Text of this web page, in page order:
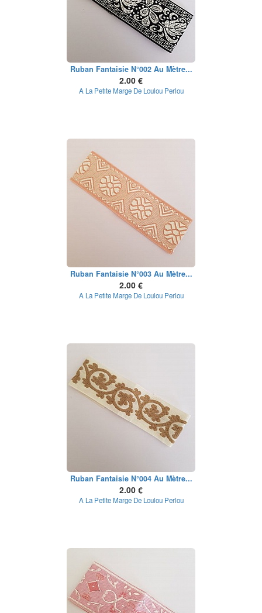
Ruban Fantaisie N°002 Au Mètre...
2.00 €
A La Petite Marge De Loulou Perlou
Ruban Fantaisie N°003 Au Mètre...
2.00 €
A La Petite Marge De Loulou Perlou
Ruban Fantaisie N°004 Au Mètre...
2.00 €
A La Petite Marge De Loulou Perlou